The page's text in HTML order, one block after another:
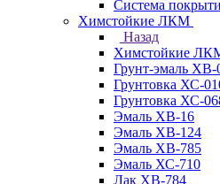
Система
Химстойкие ЛКМ
Назад
Химстойкие
Грунт-эмаль ХВ-
Грунтовка ХС-
Грунтовка ХС-
Эмаль ХВ-16
Эмаль ХВ-124
Эмаль ХВ-785
Эмаль ХС-710
Лак ХВ-784